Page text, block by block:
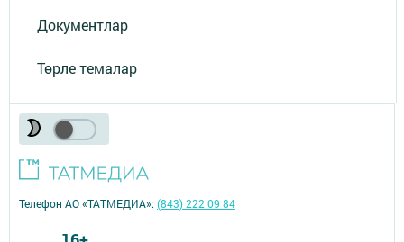
Документлар
Төрле темалар
Телефон АО «ТАТМЕДИА»:(843) 222 09 84